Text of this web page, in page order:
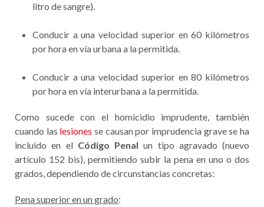
litro de sangre).
Conducir a una velocidad superior en 60 kilómetros
por hora en vía urbana a la permitida.
Conducir a una velocidad superior en 80 kilómetros
por hora en vía interurbana a la permitida.
Como sucede con el homicidio imprudente, también
cuando las lesiones se causan por imprudencia grave se ha
incluido en el Código Penal un tipo agravado (nuevo
artículo 152 bis), permitiendo subir la pena en uno o dos
grados, dependiendo de circunstancias concretas:
Pena superior en un grado: